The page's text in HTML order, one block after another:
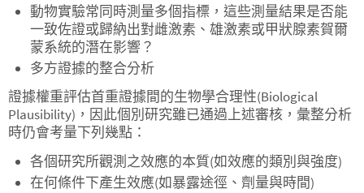
動物實驗常同時測量多個指標，這些測量結果是否能
一致佐證或歸納出對雌激素、雄激素或甲狀腺素賀爾
蒙系統的潛在影響？
多方證據的整合分析
證據權重評估首重證據間的生物學合理性(Biological
Plausibility)，因此個別研究雖已通過上述審核，彙整分析
時仍會考量下列幾點：
各個研究所觀測之效應的本質(如效應的類別與強度)
在何條件下產生效應(如暴露途徑、劑量與時間)